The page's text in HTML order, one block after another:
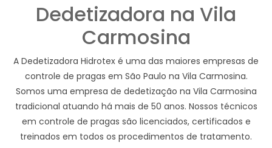
Dedetizadora na Vila
Carmosina
A Dedetizadora Hidrotex é uma das maiores empresas de
controle de pragas em São Paulo na Vila Carmosina.
Somos uma empresa de dedetização na Vila Carmosina
tradicional atuando há mais de 50 anos. Nossos técnicos
em controle de pragas são licenciados, certificados e
treinados em todos os procedimentos de tratamento.